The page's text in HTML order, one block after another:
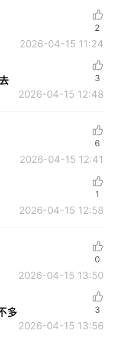
2026-04-15 11:24
2
2026-04-15 12:48
3
2026-04-15 12:41
6
2026-04-15 12:58
1
2026-04-15 13:50
0
多
2026-04-15 13:56
3